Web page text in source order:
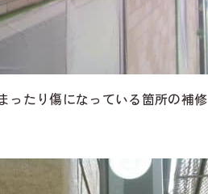
ったり傷になっている箇所の補修